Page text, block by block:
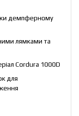
демпферному
лямками та
Cordura 1000D
для